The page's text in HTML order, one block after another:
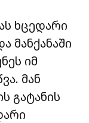
ხცედარი
მანქანაში
იმ
მან
გატანის